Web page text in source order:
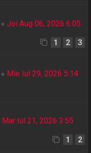
«Joi Aug 06, 2026 6:05
1 2 3
« Mie Iul 29, 2026 5:14
Mar Iul 21, 2026 3:55
1 2